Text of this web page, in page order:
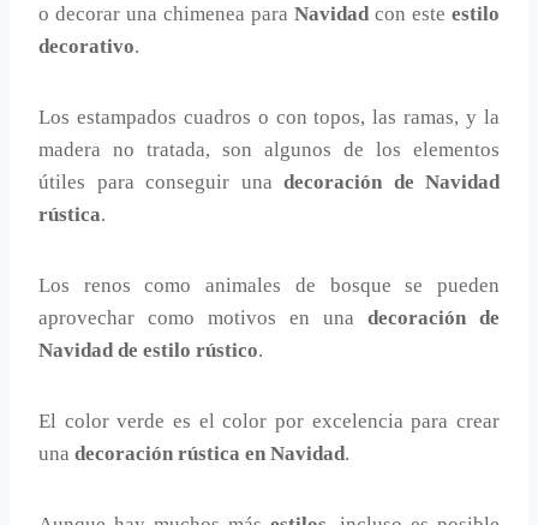
o decorar una chimenea para Navidad con este estilo
decorativo.
Los estampados cuadros o con topos, las ramas, y la
madera no tratada, son algunos de los elementos
útiles para conseguir una decoración de Navidad
rústica.
Los renos como animales de bosque se pueden
aprovechar como motivos en una decoración de
Navidad de estilo rústico.
El color verde es el color por excelencia para crear
una decoración rústica en Navidad.